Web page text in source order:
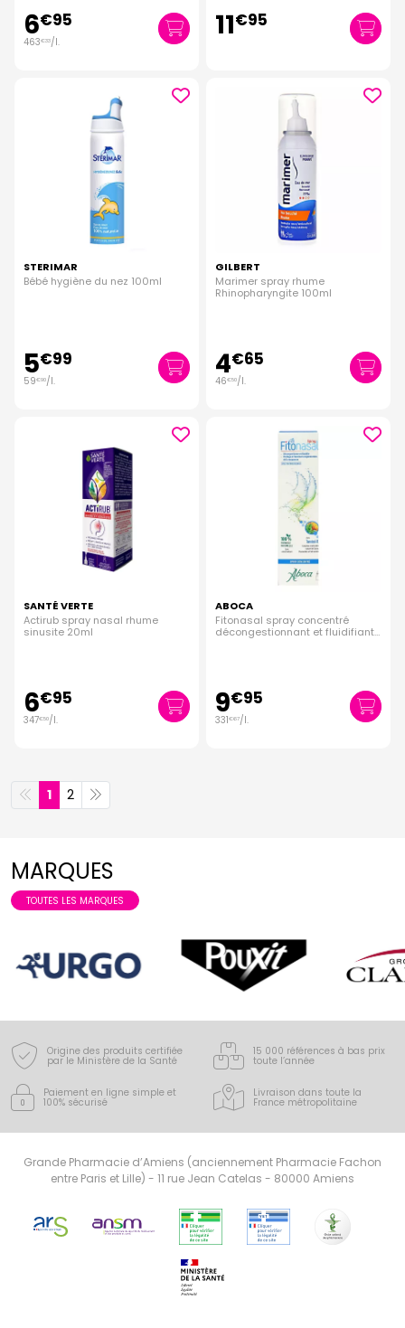
6€95
463€33/l. 11€95
STERIMAR
Bébé hygiène du nez 100ml
5€99
59€90/l.
GILBERT
Marimer spray rhume
Rhinopharyngite 100ml
4€65
46€50/l.
SANTÉ VERTE
Actirub spray nasal rhume
sinusite 20ml
6€95
347€50/l.
ABOCA
Fitonasal spray concentré
décongestionnant et fluidifiant
9€95
331€67/l.
1 2
MARQUES
TOUTES LES MARQUES
Origine des produits certifiée
par le Ministère de la Santé
15 000 références à bas prix
toute l’année
Paiement en ligne simple et
100% sécurisé
Livraison dans toute la
France métropolitaine
Grande Pharmacie d’Amiens (anciennement Pharmacie Fachon
entre Paris et Lille) - 11 rue Jean Catelas - 80000 Amiens